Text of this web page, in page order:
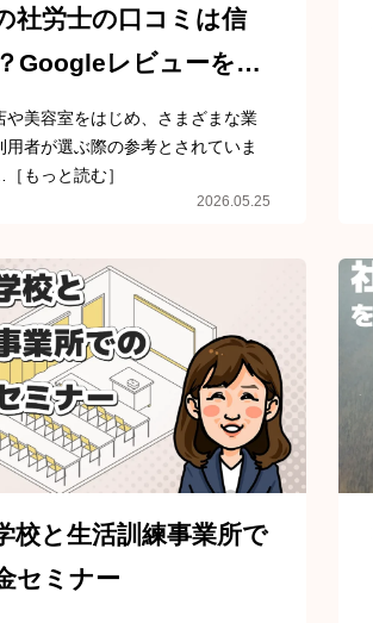
社労士の口コミは信
Googleレビューを見
点
や美容室をはじめ、さまざまな業
用者が選ぶ際の参考とされていま
もっと読む］
2026.05.25
校と生活訓練事業所で
セミナー